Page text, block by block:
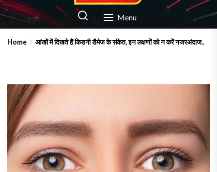
CIB INDIA NEWS
Latest News in Azamgarh Menu
Home आंखों में दिखते हैं किडनी डैमेज के संकेत, इन लक्षणों को न करें नजरअंदाज..